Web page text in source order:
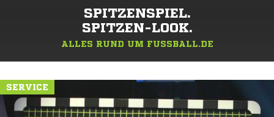
SPITZENSPIEL.
SPITZEN-LOOK.
ALLES RUND UM FUSSBALL.DE
SERVICE